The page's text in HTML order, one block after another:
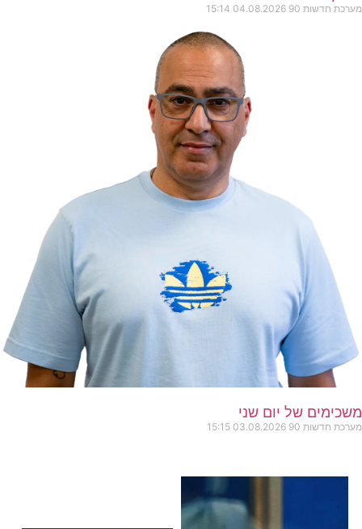
מערכת חדשות 90 04.08.2026
15:14
משכימים של יום שני
מערכת חדשות 90 03.08.2026
15:15